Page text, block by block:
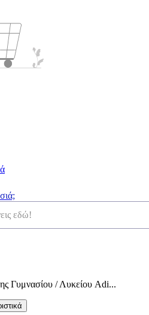
Γυμνασίου / Λυκείου Adi...